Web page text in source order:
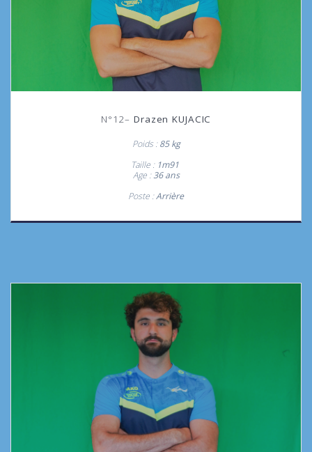
N°12– Drazen KUJACIC
Poids :85 kg
Taille : 1m91
Age :36 ans
Poste :Arrière